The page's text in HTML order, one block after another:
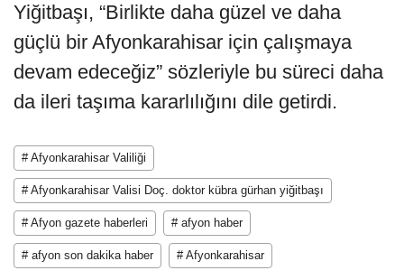
Yiğitbaşı, “Birlikte daha güzel ve daha
güçlü bir Afyonkarahisar için çalışmaya
devam edeceğiz” sözleriyle bu süreci daha
da ileri taşıma kararlılığını dile getirdi.
# Afyonkarahisar Valiliği
# Afyonkarahisar Valisi Doç. doktor kübra gürhan yiğitbaşı
# Afyon gazete haberleri # afyon haber
# afyon son dakika haber # Afyonkarahisar